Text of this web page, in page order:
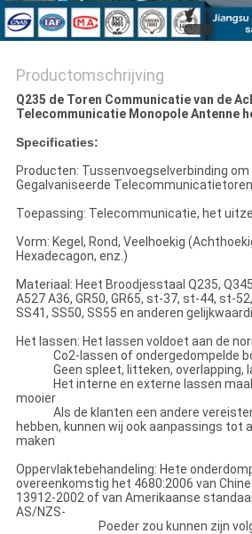
Productomschrijving
Q235 de Toren Communicatie van de
Telecommunicatie Monopole Antenne
Specificaties:
Producten: Tussenvoegselverbinding om
Gegalvaniseerde
Toepassing: Telecommunicatie, het
Vorm: Kegel, Rond, Veelhoekig
Hexadecagon, enz.)
Materiaal: Heet Broodjesstaal Q235,
A527 A36, GR50, GR65, st-37, st-44, st-
SS41, SS50, SS55 en anderen
Het lassen: Het lassen voldoet aan de
Co2-lassen of ondergedompelde
Geen spleet, litteken, overlapping,
Het interne en externe lassen
mooier
Als de klanten een andere vereisten
hebben, kunnen wij ook aanpassings tot
maken
Oppervlaktebehandeling: Hete
overeenkomstig het 4680:2006 van
13912-2002 of van Amerikaanse
AS/NZS-
Poeder zou kunnen zijn